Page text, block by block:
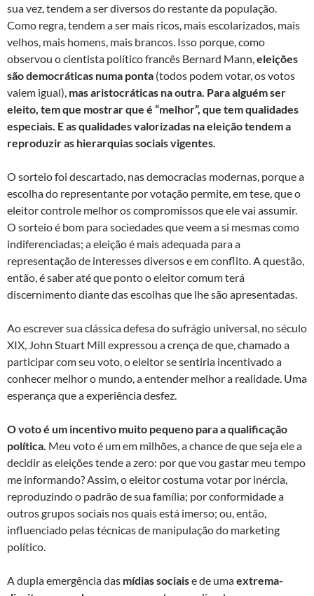
sua vez, tendem a ser diversos do restante da população.
Como regra, tendem a ser mais ricos, mais escolarizados, mais
velhos, mais homens, mais brancos. Isso porque, como
observou o cientista político francês Bernard Mann,eleições
são democráticas numa ponta (todos podem votar, os votos
valem igual), mas aristocráticas na outra. Para alguém ser
eleito, tem que mostrar que é “melhor”, que tem qualidades
especiais. E as qualidades valorizadas na eleição tendem a
reproduzir as hierarquias sociais vigentes.
O sorteio foi descartado, nas democracias modernas, porque a
escolha do representante por votação permite, em tese, que o
eleitor controle melhor os compromissos que ele vai assumir.
O sorteio é bom para sociedades que veem a si mesmas como
indiferenciadas; a eleição é mais adequada para a
representação de interesses diversos e em conflito. A questão,
então, é saber até que ponto o eleitor comum terá
discernimento diante das escolhas que lhe são apresentadas.
Ao escrever sua clássica defesa do sufrágio universal, no século
XIX, John Stuart Mill expressou a crença de que, chamado a
participar com seu voto, o eleitor se sentiria incentivado a
conhecer melhor o mundo, a entender melhor a realidade. Uma
esperança que a experiência desfez.
O voto é um incentivo muito pequeno para a qualificação
política. Meu voto é um em milhões, a chance de que seja ele a
decidir as eleições tende a zero: por que vou gastar meu tempo
me informando? Assim, o eleitor costuma votar por inércia,
reproduzindo o padrão de sua família; por conformidade a
outros grupos sociais nos quais está imerso; ou, então,
influenciado pelas técnicas de manipulação do marketing
político.
A dupla emergência das mídias sociaise de umaextrema-